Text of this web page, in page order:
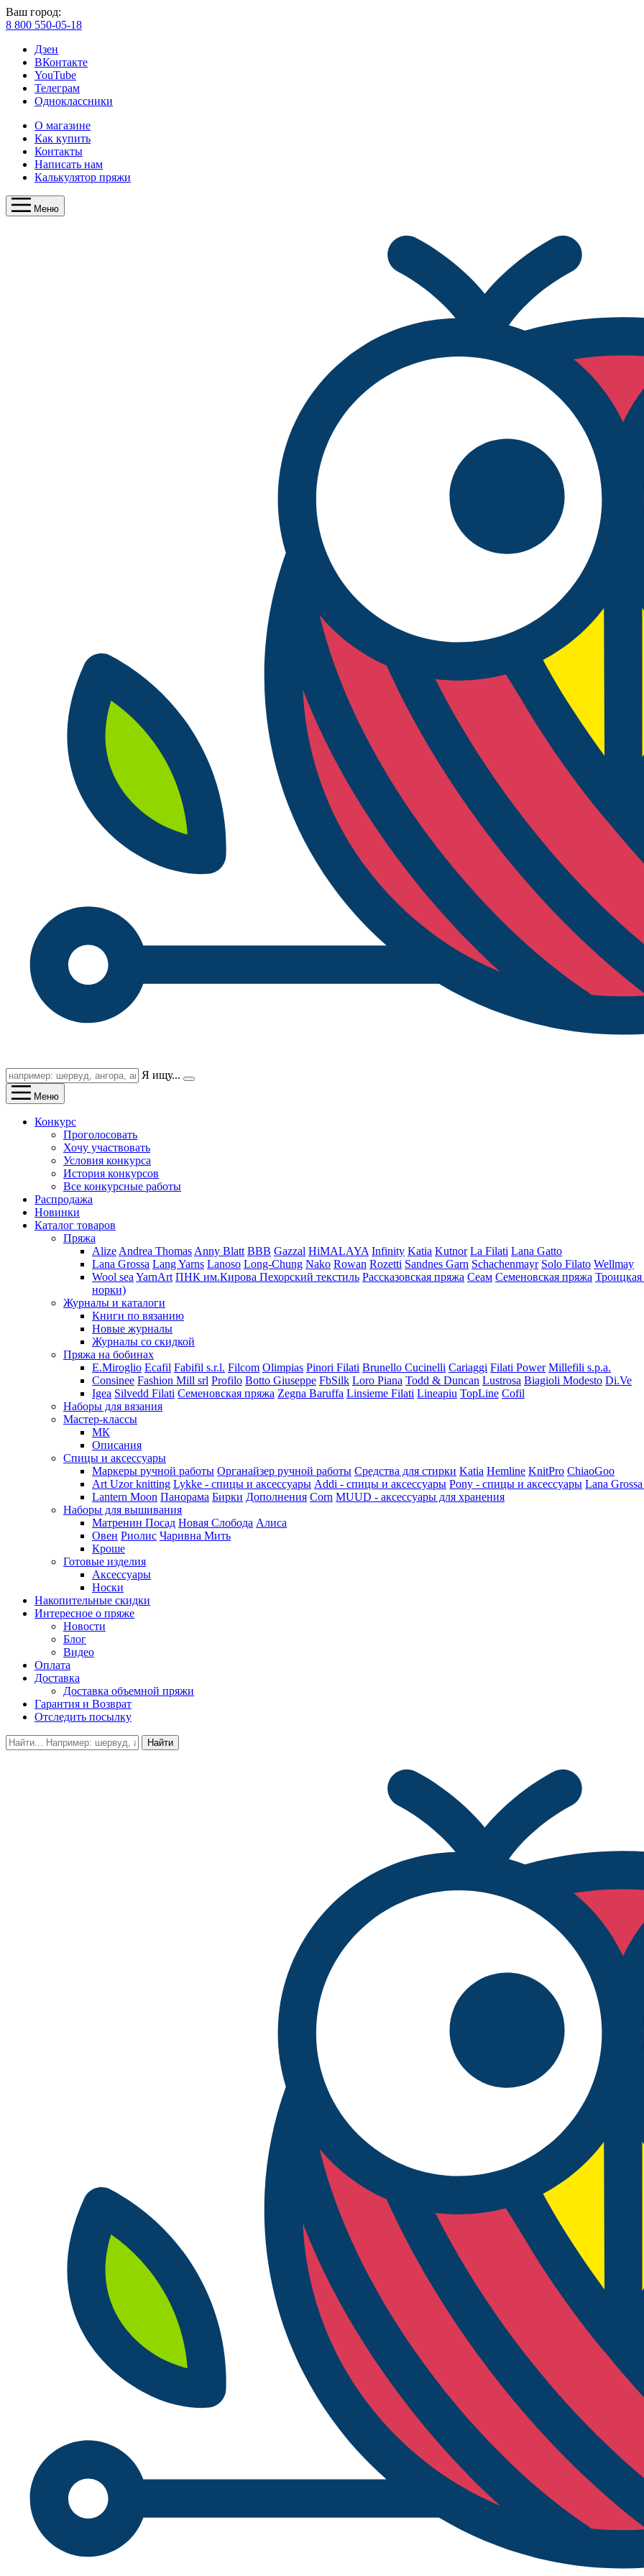
Ваш город:
8 800 550-05-18
Дзен
ВКонтакте
YouTube
Телеграм
Одноклассники
О магазине
Как купить
Контакты
Написать нам
Калькулятор пряжи
Меню
Я ищу...
Меню
Конкурс
Проголосовать
Хочу участвовать
Условия конкурса
История конкурсов
Все конкурсные работы
Распродажа
Новинки
Каталог товаров
Пряжа
Alize Andrea Thomas Anny Blatt BBB Gazzal HiMALAYA Infinity Katia Kutnor La Filati Lana Gatto
Lana Grossa Lang Yarns Lanoso Long-Chung Nako Rowan Rozetti Sandnes Garn Schachenmayr Solo Filato Wellmay
Wool sea YarnArt ПНК им.Кирова Пехорский текстиль Рассказовская пряжа Сеам Семеновская пряжа Троицкая
норки)
Журналы и каталоги
Книги по вязанию
Новые журналы
Журналы со скидкой
Пряжа на бобинах
E.Miroglio Ecafil Fabifil s.r.l. Filcom Olimpias Pinori Filati Brunello Cucinelli Cariaggi Filati Power Millefili s.p.a.
Consinee Fashion Mill srl Profilo Botto Giuseppe FbSilk Loro Piana Todd & Duncan Lustrosa Biagioli Modesto Di.Ve
Igea Silvedd Filati Семеновская пряжа Zegna Baruffa Linsieme Filati Lineapiu TopLine Cofil
Наборы для вязания
Мастер-классы
МК
Описания
Спицы и аксессуары
Маркеры ручной работы Органайзер ручной работы Средства для стирки Katia Hemline KnitPro ChiaoGoo
Art Uzor knitting Lykke - спицы и аксессуары Addi - спицы и аксессуары Pony - спицы и аксессуары Lana
Lantern Moon Панорама Бирки Дополнения Corn MUUD - аксессуары для хранения
Наборы для вышивания
Матренин Посад Новая Слобода Алиса
Овен Риолис Чаривна Мить
Кроше
Готовые изделия
Аксессуары
Носки
Накопительные скидки
Интересное о пряже
Новости
Блог
Видео
Оплата
Доставка
Доставка объемной пряжи
Гарантия и Возврат
Отследить посылку
Найти